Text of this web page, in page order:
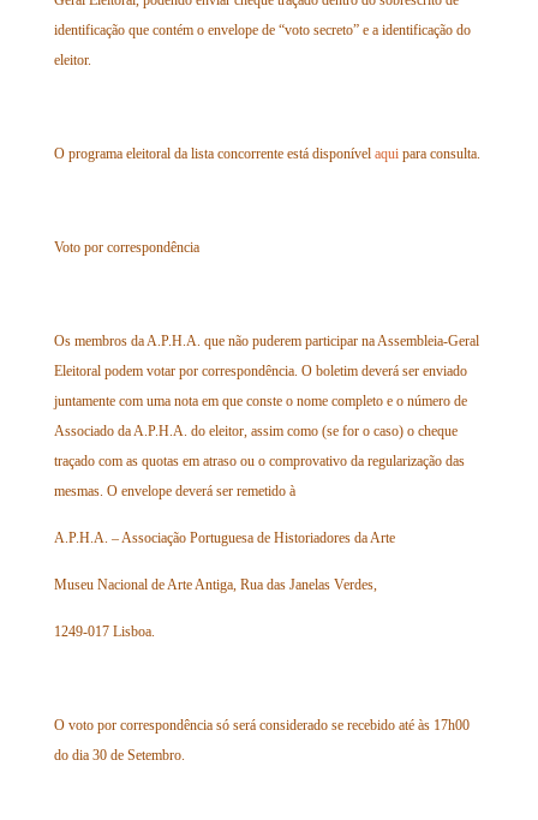
identificação que contém o envelope de “voto secreto” e a identificação do
eleitor.
O programa eleitoral da lista concorrente está disponível aqui para consulta.
Voto por correspondência
Os membros da A.P.H.A. que não puderem participar na Assembleia-Geral
Eleitoral podem votar por correspondência. O boletim deverá ser enviado
juntamente com uma nota em que conste o nome completo e o número de
Associado da A.P.H.A. do eleitor, assim como (se for o caso) o cheque
traçado com as quotas em atraso ou o comprovativo da regularização das
mesmas. O envelope deverá ser remetido à
A.P.H.A. – Associação Portuguesa de Historiadores da Arte
Museu Nacional de Arte Antiga, Rua das Janelas Verdes,
1249-017 Lisboa.
O voto por correspondência só será considerado se recebido até às 17h00
do dia 30 de Setembro.